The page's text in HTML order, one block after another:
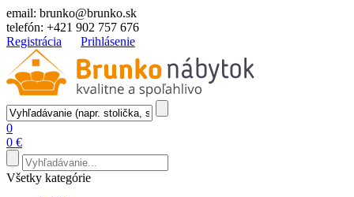
email: brunko@brunko.sk
telefón: +421 902 757 676
Registrácia
Prihlásenie
0
0 €
Všetky kategórie